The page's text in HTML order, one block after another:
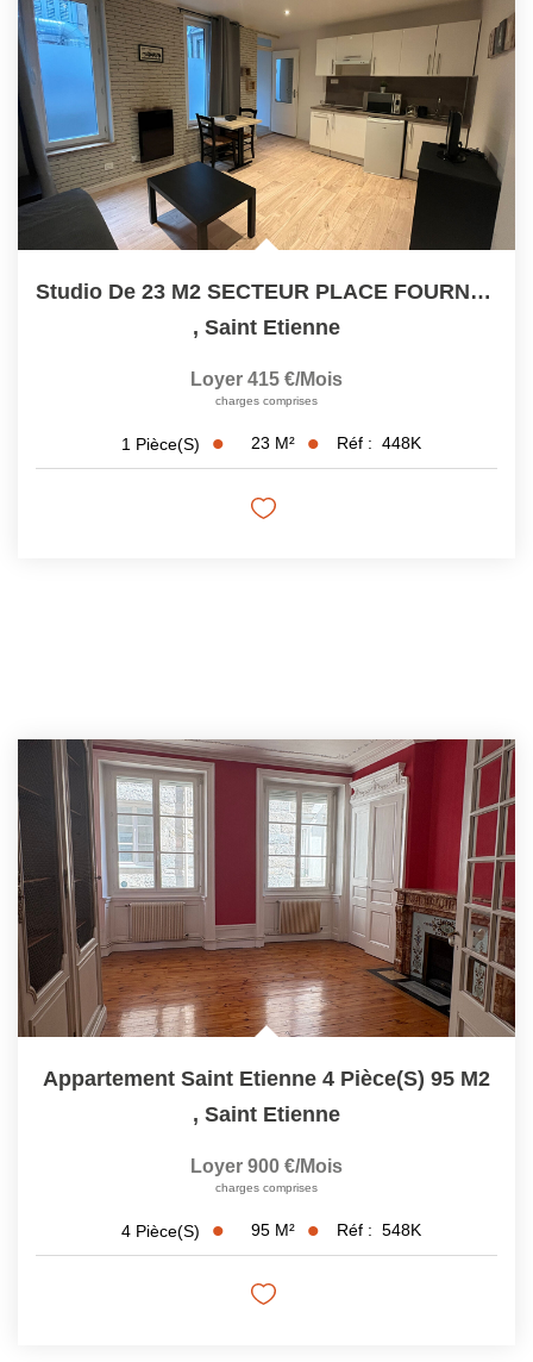
Studio De 23 M2 SECTEUR PLACE FOURNEYRON
, Saint Etienne
Loyer 415 €/mois
charges comprises
1 Pièce(s) 23 M² Réf : 448K
Appartement Saint Etienne 4 Pièce(s) 95 M2
, Saint Etienne
Loyer 900 €/mois
charges comprises
4 Pièce(s) 95 M² Réf : 548K